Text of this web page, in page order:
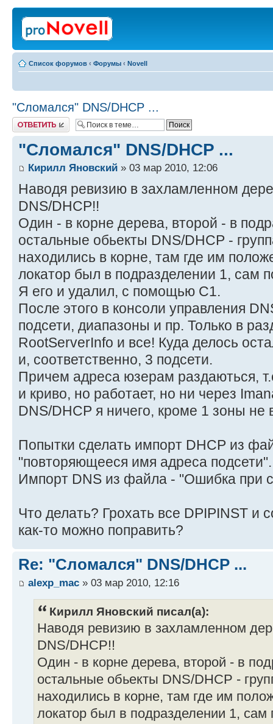
Список форумов ‹ Форумы ‹ Novell
"Сломался" DNS/DHCP ...
Ответить
"Сломался" DNS/DHCP ...
Кирилл Яновский » 03 мар 2010, 12:06
Наводя ревизию в захламленном
DNS/DHCP!!
Один - в корне дерева, второй - в
остальные обьекты DNS/DHCP -
находились в корне, там где им
локатор был в подразделении 1, сам
Я его и удалил, с помощью С1.
После этого в консоли управления
подсети, диапазоны и пр. Только в
RootServerInfo и все! Куда делось
и, соответственно, 3 подсети.
Причем адреса юзерам раздаються,
и криво, но работает, но ни через
DNS/DHCP я ничего, кроме 1 зоны не
Попытки сделать импорт DHCP из
"повторяющееся имя адреса подсети".
Импорт DNS из файла - "Ошибка при
Что делать? Грохать все DPIPINST и
как-то можно поправить?
Re: "Сломался" DNS/DHCP ...
alexp_mac » 03 мар 2010, 12:16
Кирилл Яновский писал(а):
Наводя ревизию в захламленном
DNS/DHCP!!
Один - в корне дерева, второй - в
остальные обьекты DNS/DHCP -
находились в корне, там где им
локатор был в подразделении 1, сам